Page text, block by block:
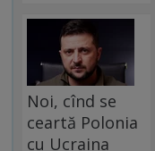
Noi, cînd se
ceartă Polonia
cu Ucraina